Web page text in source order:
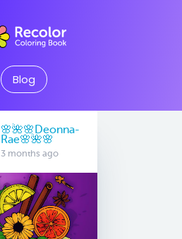
Blog
🌸🌺🌸Deonna-
Rae🌸🌺🌸
3 months ago